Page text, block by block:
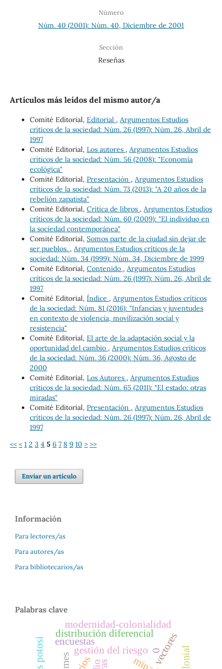
Número
Núm. 40 (2001): Núm. 40, Diciembre de 2001
Sección
Reseñas
Artículos más leídos del mismo autor/a
Comité Editorial, Editorial , Argumentos Estudios
críticos de la sociedad: Núm. 26 (1997): Núm. 26, Abril de
1997
Comité Editorial, Los autores , Argumentos Estudios
críticos de la sociedad: Núm. 56 (2008): "Economía
ecológica"
Comité Editorial, Presentación , Argumentos Estudios
críticos de la sociedad: Núm. 73 (2013): "A 20 años de la
rebelión zapatista"
Comité Editorial, Crítica de libros , Argumentos Estudios
críticos de la sociedad: Núm. 60 (2009): "El individuo en
la sociedad contemporánea"
Comité Editorial, Somos parte de la ciudad sin dejar de
ser pueblos. , Argumentos Estudios críticos de la
sociedad: Núm. 34 (1999): Núm. 34, Diciembre de 1999
Comité Editorial, Contenido , Argumentos Estudios
críticos de la sociedad: Núm. 26 (1997): Núm. 26, Abril de
1997
Comité Editorial, Índice , Argumentos Estudios críticos
de la sociedad: Núm. 81 (2016): "Infancias y juventudes
en contexto de violencia, movilización social y
resistencia"
Comité Editorial, El arte de la adaptación social y la
oportunidad del cambio , Argumentos Estudios críticos
de la sociedad: Núm. 36 (2000): Núm. 36, Agosto de
2000
Comité Editorial, Los Autores , Argumentos Estudios
críticos de la sociedad: Núm. 65 (2011): "El estado: otras
miradas"
Comité Editorial, Presentación , Argumentos Estudios
críticos de la sociedad: Núm. 26 (1997): Núm. 26, Abril de
1997
<< < 1 2 3 4 5 6 7 8 9 10 > >>
Enviar un artículo
Información
Para lectores/as
Para autores/as
Para bibliotecarios/as
Palabras clave
gestión del riesgo
encuestas
distribución diferencial
modernidad-colonialidad
vectores
0